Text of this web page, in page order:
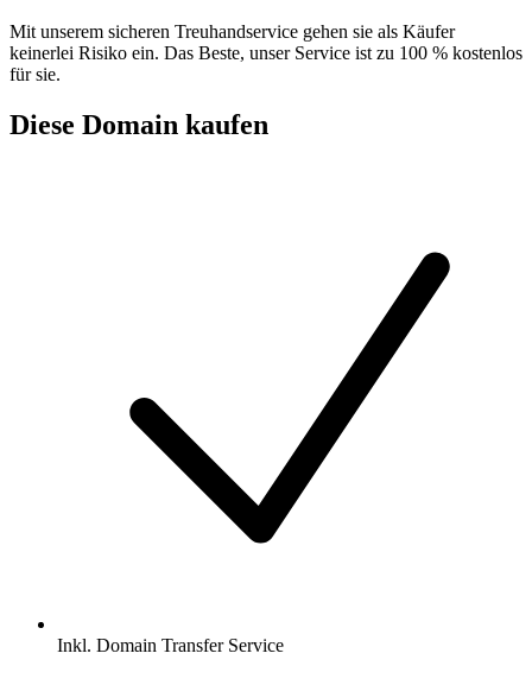
Mit unserem sicheren Treuhandservice gehen sie als Käufer
keinerlei Risiko ein. Das Beste, unser Service ist zu 100 % kostenlos
für sie.
Diese Domain kaufen
Inkl. Domain Transfer Service